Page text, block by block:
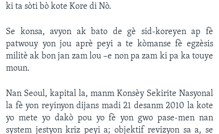
ki ta sòti bò kote Kore di Nò.
Se konsa, avyon ak bato de gè sid-koreyen ap fè
patwouy yon jou aprè peyi a te kòmanse fè egzèsis
militè ak bon jan zam lou –e non pa zam ki pa ka touye
moun.
Nan Seoul, kapital la, manm Konsèy Sekirite Nasyonal
la fè yon reyinyon dijans madi 21 desanm 2010 la kote
yo mete yo dakò pou yo fè yon gwo pase-men nan
system jestyon kriz peyi a; objektif revizyon sa a, se